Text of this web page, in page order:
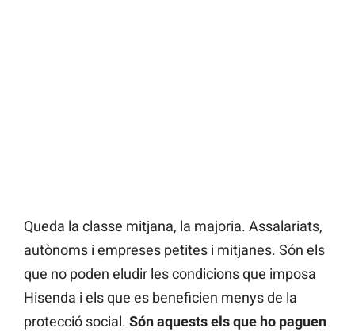
Queda la classe mitjana, la majoria. Assalariats,
autònoms i empreses petites i mitjanes. Són els
que no poden eludir les condicions que imposa
Hisenda i els que es beneficien menys de la
protecció social. Són aquests els que ho paguen